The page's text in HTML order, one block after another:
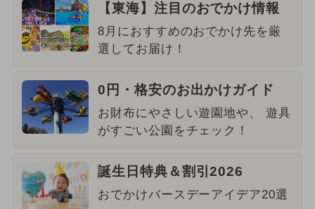
【東海】注目のおでかけ情報
8月におすすめのおでかけ先を厳
選してお届け！
0円・格安のお出かけガイド
お財布にやさしい遊園地や、 遊具
がすごい公園をチェック！
誕生日特典＆割引2026
おでかけバースデーアイデア20選